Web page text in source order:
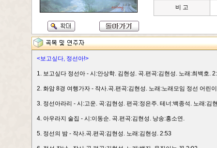
비 고
<보고싶다, 정선아!>
1. 보고싶다 정선아 - 시:안상학. 김현성. 곡.편곡:김현성. 노래:최백호.
2. 화암 8경 여행가자 - 작사.곡.편곡:김현성. 노래:노래모임 정선 어린
3. 정선아라리 - 시:고운. 곡:김현성. 편곡:정은주. 테너:백종석. 노래:김
4. 아우라지 술집 - 시:이동순. 곡.편곡:김현성. 낭송:홍소연.
5. 정선의 밤 - 작사.곡.편곡:김현성. 노래:김현성. 2:53